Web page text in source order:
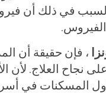
في ذلك أن
الفيروس.
، فإن حقيقة أن
المسكنات في